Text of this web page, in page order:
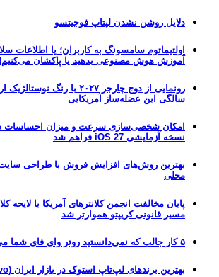
دلایل روشن نشدن لپتاپ فوجیتسو
اولتیماتوم سامسونگ به کاربران؛ یا اطلاعات
آموزش هوش مصنوعی بدهید یا پاکشان می‌کنیم!
سالگی این عضله‌ساز آمریکایی
امکان شخصی‌سازی سرعت و میزان احساسات
نسخه آزمایشی iOS 27 فراهم شد
بهترین روش‌های افزایش فروش با طراحی
محلی
مسیر قانونی کریپتو هموارتر شد
۵ کار جالب که نمی‌دانستید روتر وای فای شما می‌تواند انجام دهد
بهترین برندهای لپ‌تاپ استوک در بازار ایران (Dell، HP، Lenovo و …)